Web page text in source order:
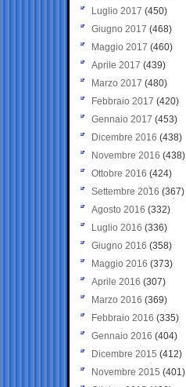
Luglio 2017 (450)
Giugno 2017 (468)
Maggio 2017 (460)
Aprile 2017 (439)
Marzo 2017 (480)
Febbraio 2017 (420)
Gennaio 2017 (453)
Dicembre 2016 (438)
Novembre 2016 (438)
Ottobre 2016 (424)
Settembre 2016 (367)
Agosto 2016 (332)
Luglio 2016 (336)
Giugno 2016 (358)
Maggio 2016 (373)
Aprile 2016 (307)
Marzo 2016 (369)
Febbraio 2016 (335)
Gennaio 2016 (404)
Dicembre 2015 (412)
Novembre 2015 (401)